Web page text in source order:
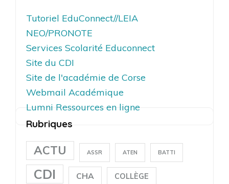
Tutoriel EduConnect//LEIA
NEO/PRONOTE
Services Scolarité Educonnect
Site du CDI
Site de l'académie de Corse
Webmail Académique
Lumni Ressources en ligne
Rubriques
ACTU ASSR ATEN BATTI
CDI CHA COLLÈGE